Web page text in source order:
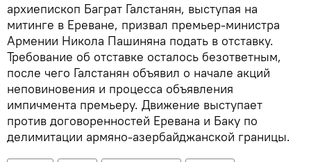
архиепископ Баграт Галстанян, выступая на
митинге в Ереване, призвал премьер-министра
Армении Никола Пашиняна подать в отставку.
Требование об отставке осталось безответным,
после чего Галстанян объявил о начале акций
неповиновения и процесса объявления
импичмента премьеру. Движение выступает
против договоренностей Еревана и Баку по
делимитации армяно-азербайджанской границы.